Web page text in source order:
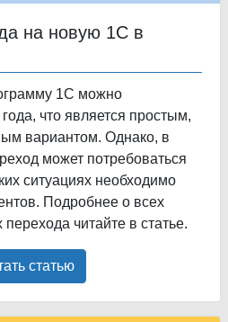
на новую 1С в
1С можно
что является простым,
вариантом. Однако, в
может потребоваться
ситуациях необходимо
Подробнее о всех
читайте в статье.
статью